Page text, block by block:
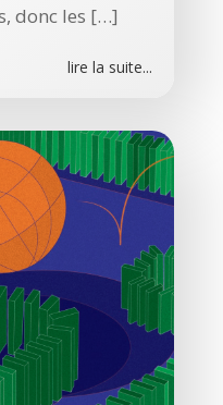
donc les […]
lire la suite...